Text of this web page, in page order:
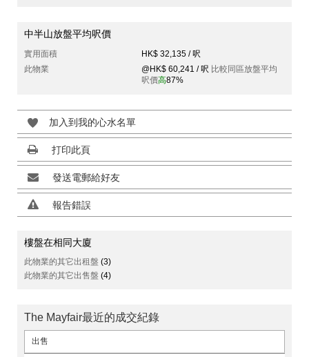
中半山放盤平均呎價
實用面積
HK$ 32,135 / 呎
此物業
@HK$ 60,241 / 呎 比較同區放盤平均
呎價高87%
加入到我的心水名單
打印此頁
發送電郵給好友
報告錯誤
樓盤在相同大廈
此物業的其它出租盤 (3)
此物業的其它出售盤 (4)
The Mayfair最近的成交紀錄
出售